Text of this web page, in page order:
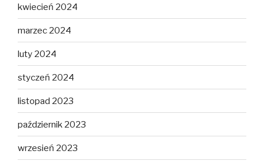
kwiecień 2024
marzec 2024
luty 2024
styczeń 2024
listopad 2023
październik 2023
wrzesień 2023